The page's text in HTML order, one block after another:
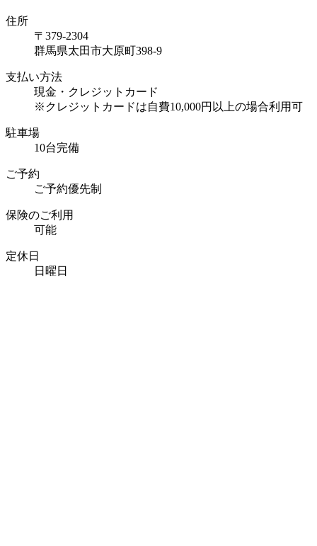
住所
〒379-2304
群馬県太田市大原町398-9
支払い方法
現金・クレジットカード
※クレジットカードは自費10,000円以上の場合利用可
駐車場
10台完備
ご予約
ご予約優先制
保険のご利用
可能
定休日
日曜日